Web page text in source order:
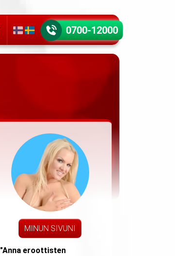
0700-12000
MINUN SIVUNI
"Anna eroottisten